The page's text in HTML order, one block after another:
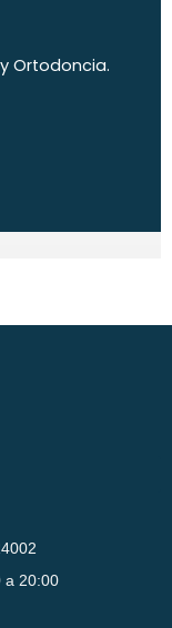
Ortodoncia.
a 20:00